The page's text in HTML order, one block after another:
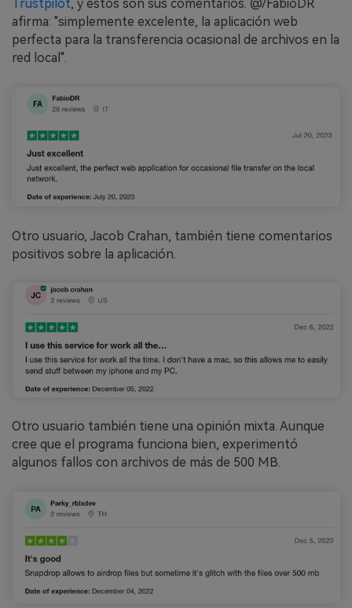
Trustpilot, y estos son sus comentarios. @/FabioDR
afirma: "simplemente excelente, la aplicación web
perfecta para la transferencia ocasional de archivos en la
red local".
Otro usuario, Jacob Crahan, también tiene comentarios
positivos sobre la aplicación.
Otro usuario también tiene una opinión mixta. Aunque
cree que el programa funciona bien, experimentó
algunos fallos con archivos de más de 500 MB.